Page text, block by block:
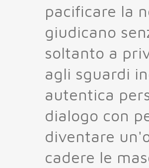
pacificare la
giudicano
soltanto a
agli sguardi
autentica
dialogo con
diventare
cadere le